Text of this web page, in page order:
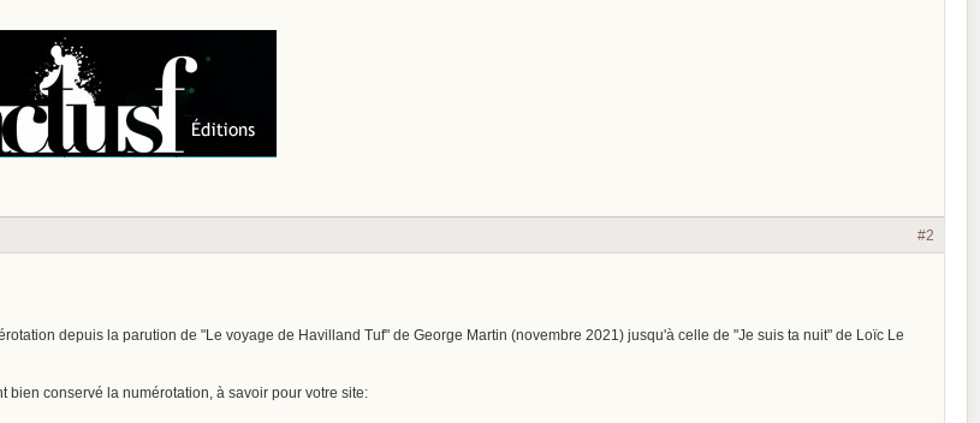
#2
depuis la parution de "Le voyage de Havilland Tuf" de George Martin (novembre 2021) jusqu'à celle de "Je suis ta nuit" de Loïc Le
bien conservé la numérotation, à savoir pour votre site: